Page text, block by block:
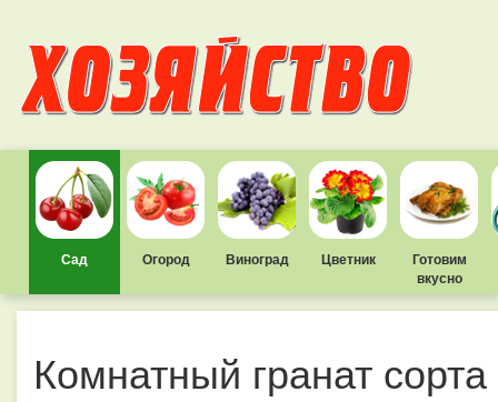
Сад Огород Виноград Цветник
Готовим
вкусно
Комнатный гранат